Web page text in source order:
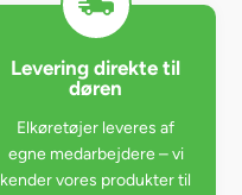
Levering direkte til
døren
Elkøretøjer leveres af
egne medarbejdere – vi
kender vores produkter til